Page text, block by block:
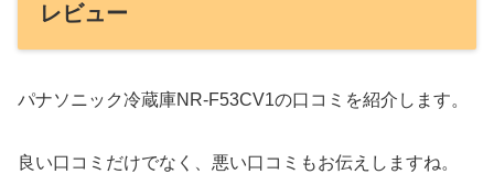
レビュー
パナソニック冷蔵庫NR-F53CV1の口コミを紹介します。
良い口コミだけでなく、悪い口コミもお伝えしますね。